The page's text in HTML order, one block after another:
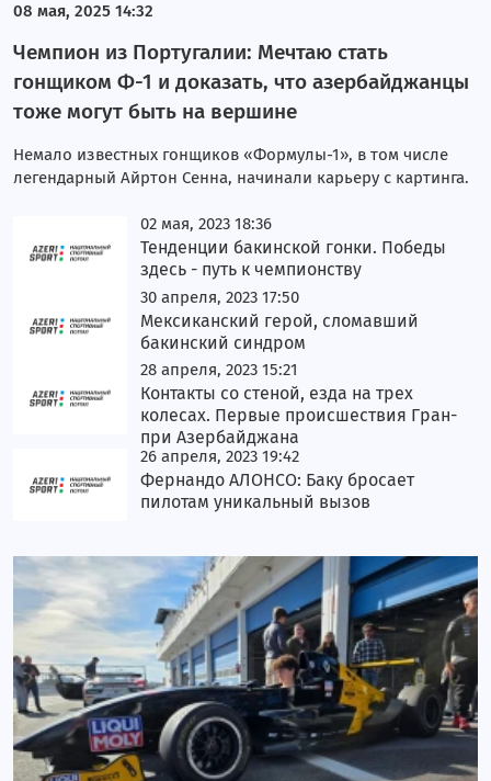
08 мая, 2025 14:32
Чемпион из Португалии: Мечтаю стать
гонщиком Ф-1 и доказать, что азербайджанцы
тоже могут быть на вершине
Немало известных гонщиков «Формулы-1», в том числе
легендарный Айртон Сенна, начинали карьеру с картинга.
02 мая, 2023 18:36
Тенденции бакинской гонки. Победы
здесь - путь к чемпионству
30 апреля, 2023 17:50
Мексиканский герой, сломавший
бакинский синдром
28 апреля, 2023 15:21
Контакты со стеной, езда на трех
колесах. Первые происшествия Гран-
при Азербайджана
26 апреля, 2023 19:42
Фернандо АЛОНСО: Баку бросает
пилотам уникальный вызов